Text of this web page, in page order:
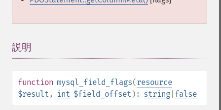
説明
function mysql_field_flags(resource
$result , int $field_offset ): string false